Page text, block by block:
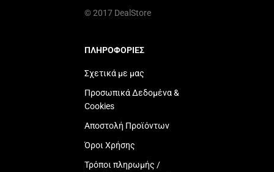
© 2017 DealStore
ΠΛΗΡΟΦΟΡΙΕΣ
Σχετικά με μας
Προσωπικά Δεδομένα &
Cookies
Αποστολή Προϊόντων
Όροι Χρήσης
Τρόποι πληρωμής /